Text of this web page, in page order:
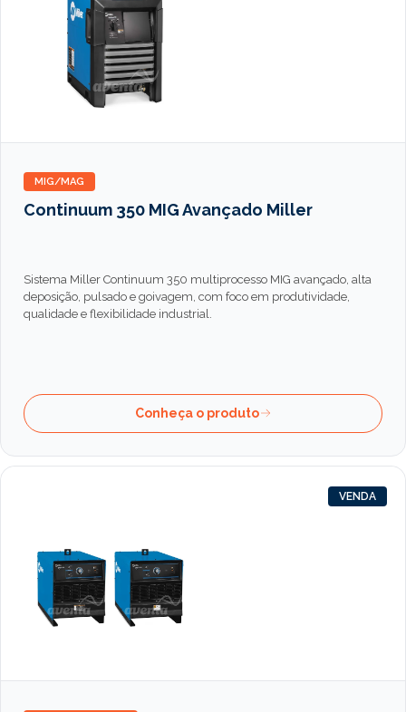
MIG/MAG
Continuum 350 MIG Avançado Miller
Sistema Miller Continuum 350 multiprocesso MIG avançado, alta
deposição, pulsado e goivagem, com foco em produtividade,
qualidade e flexibilidade industrial.
Conheça o produto
VENDA